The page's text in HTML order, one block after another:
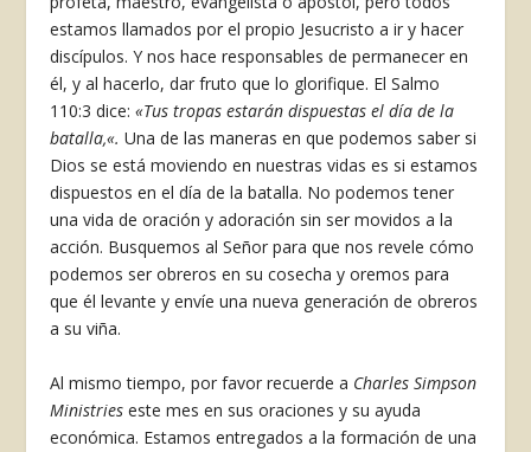
estamos llamados por el propio Jesucristo a ir y hacer
discípulos. Y nos hace responsables de permanecer en
él, y al hacerlo, dar fruto que lo glorifique. El Salmo
110:3 dice:«Tus tropas estarán dispuestas el día de la
batalla,«. Una de las maneras en que podemos saber si
Dios se está moviendo en nuestras vidas es si estamos
dispuestos en el día de la batalla. No podemos tener
una vida de oración y adoración sin ser movidos a la
acción. Busquemos al Señor para que nos revele cómo
podemos ser obreros en su cosecha y oremos para
que él levante y envíe una nueva generación de obreros
a su viña.
Al mismo tiempo, por favor recuerde a Charles Simpson
Ministries este mes en sus oraciones y su ayuda
económica. Estamos entregados a la formación de una